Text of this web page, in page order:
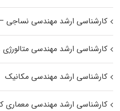
کارشناسی ارشد مهندسی نساجی
کارشناسی ارشد مهندسی متالورژی
کارشناسی ارشد مهندسی مکانیک
کارشناسی ارشد مهندسی معماری